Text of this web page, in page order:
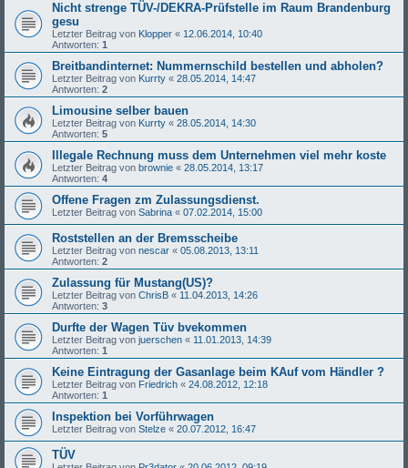
Nicht strenge TÜV-/DEKRA-Prüfstelle im Raum Brandenburg
gesu
Letzter Beitrag von Klopper « 12.06.2014, 10:40
Antworten: 1
Breitbandinternet: Nummernschild bestellen und abholen?
Letzter Beitrag von Kurrty « 28.05.2014, 14:47
Antworten: 2
Limousine selber bauen
Letzter Beitrag von Kurrty « 28.05.2014, 14:30
Antworten: 5
Illegale Rechnung muss dem Unternehmen viel mehr koste
Letzter Beitrag von brownie « 28.05.2014, 13:17
Antworten: 4
Offene Fragen zm Zulassungsdienst.
Letzter Beitrag von Sabrina « 07.02.2014, 15:00
Roststellen an der Bremsscheibe
Letzter Beitrag von nescar « 05.08.2013, 13:11
Antworten: 2
Zulassung für Mustang(US)?
Letzter Beitrag von ChrisB « 11.04.2013, 14:26
Antworten: 3
Durfte der Wagen Tüv bvekommen
Letzter Beitrag von juerschen « 11.01.2013, 14:39
Antworten: 1
Keine Eintragung der Gasanlage beim KAuf vom Händler ?
Letzter Beitrag von Friedrich « 24.08.2012, 12:18
Antworten: 1
Inspektion bei Vorführwagen
Letzter Beitrag von Stelze « 20.07.2012, 16:47
TÜV